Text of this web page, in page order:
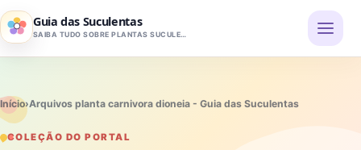
Pular para o conteúdo
Guia das Suculentas
SAIBA TUDO SOBRE PLANTAS SUCULENTAS
Início›Arquivos planta carnivora dioneia - Guia das Suculentas
COLEÇÃO DO PORTAL